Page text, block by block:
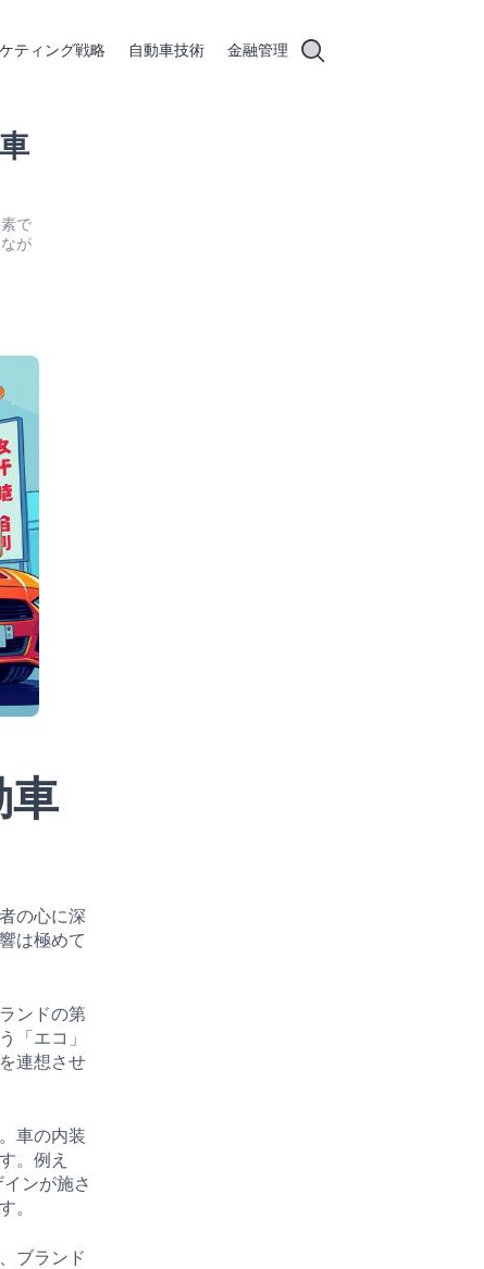
ティング戦略 自動車技術 金融管理
で
が
車
の心に深
は極めて
ンドの第
「エコ」
連想させ
車の内装
。例え
ンが施さ
。
ブランド